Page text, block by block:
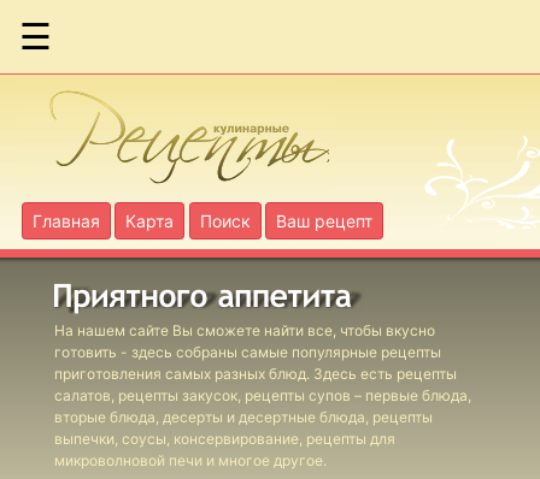
☰
Главная Карта Поиск Ваш рецепт
На нашем сайте Вы сможете найти все, чтобы вкусно
готовить - здесь собраны самые популярные рецепты
приготовления самых разных блюд. Здесь есть рецепты
салатов, рецепты закусок, рецепты супов – первые блюда,
вторые блюда, десерты и десертные блюда, рецепты
выпечки, соусы, консервирование, рецепты для
микроволновой печи и многое другое.
Феттучине с
грибами
Голубцы с
грибами
Голубцы с
пшеном
Грибы с
овощами
Кабачки в